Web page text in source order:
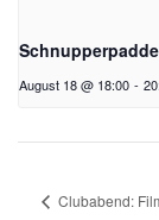
August 18 @ 18:00 -
Clubabend: